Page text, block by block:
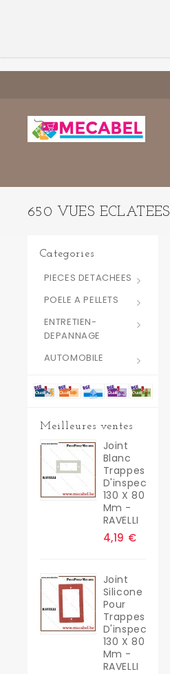
650 VUES ECLATEES
Categories
PIECES DETACHEES
POELE A PELLETS
ENTRETIEN-
DEPANNAGE
AUTOMOBILE
Meilleures ventes
Joint
Blanc
Trappes
D'inspection
130 X 80
Mm -
RAVELLI
4,19 €
Joint
Silicone
Pour
Trappes
D'inspection
130 X 80
Mm -
RAVELLI